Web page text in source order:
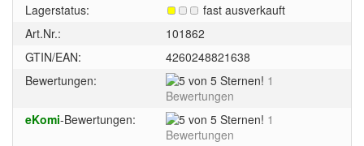
Lagerstatus:
fast ausverkauft
Art.Nr.:
101862
GTIN/EAN:
4260248821638
Bewertungen:
5
Sternen!
1
Bewertungen
eKomi-Bewertungen:
51
Bewertungen